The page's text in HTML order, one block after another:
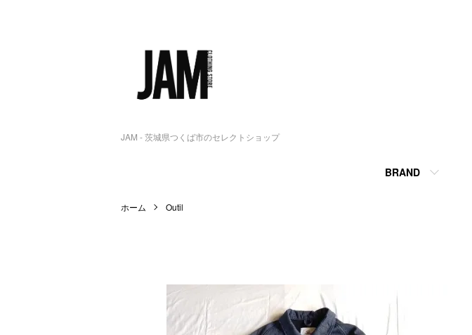
JAM - 茨城県つくば市のセレクトショップ
BRAND
ホーム Outil